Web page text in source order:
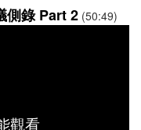
側錄 Part 2 (50:49)
觀看